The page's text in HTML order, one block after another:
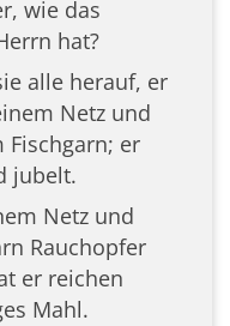
wie das
hat?
alle herauf, er
Netz und
er
jubelt.
Netz und
Rauchopfer
er reichen
Mahl.